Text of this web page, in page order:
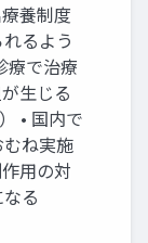
養制度
るよう
療で治療
⽣じる
• 国内で
ね実施
⽤の対
る